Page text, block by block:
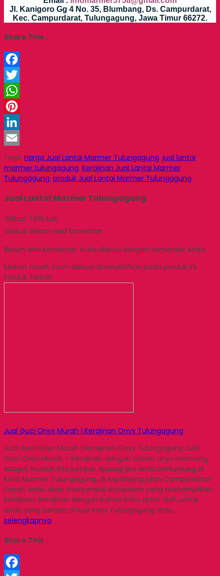
Jl. Kanigoro Gg 4 No. 35, Blumbang, Ds. Campurdarat,
Kec. Campurdarat, Tulungagung, Jawa Timur 66272.
Share This :
Facebook
Twitter
WhatsApp
Pinterest
LinkedIn
Email
Tags: Harga Jual Lantai Marmer Tulungagung, jual lantai
marmer tulungagung, Kerajinan Jual Lantai Marmer
Tulungagung, produk Jual Lantai Marmer Tulungagung
Jual Lantai Marmer Tulungagung
Dilihat 1.616 kali
Diskusi Belum ada komentar
Belum ada komentar, buka diskusi dengan komentar Anda.
Mohon maaf, form diskusi dinonaktifkan pada produk ini.
Produk Terkait
Jual Guci Onyx Murah | Kerajinan Onyx Tulungagung
Jual Guci Onyx Murah | Kerajinan Onyx Tulungagung Jual
Guci Onyx Murah – Kerajinan dengan bahan onyx memang
sangat mudah kita jumpai. Apalagi jika anda berkunjung di
Kota Marmer Tulungagung, di sepanjang jalan Campurdarat-
Popoh anda akan menjumpai showroom yang menampilkan
kerajinan-kerajinan dengan bahan batu alam. Nah untuk
anda yang berada di luar kota Tulungagung atau…
selengkapnya
Share This :